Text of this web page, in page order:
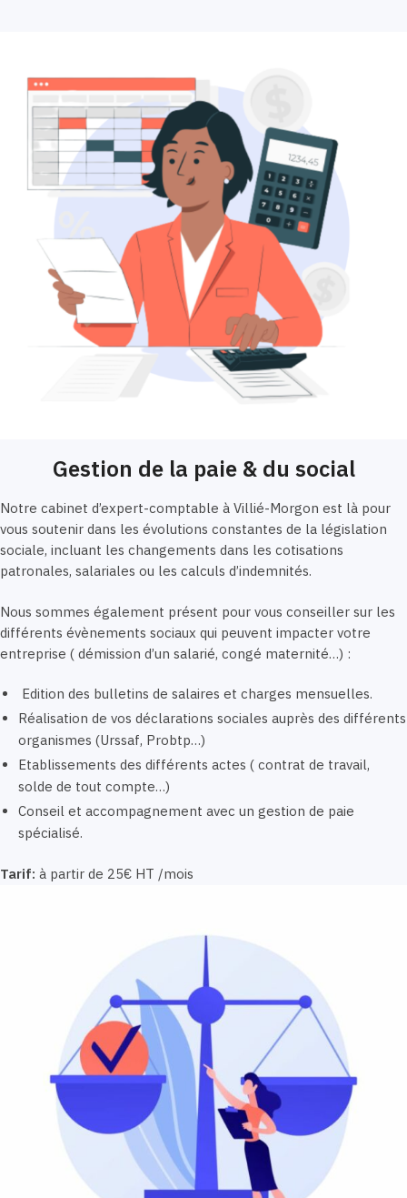
Gestion de la paie & du social
Notre cabinet d’expert-comptable à Villié-Morgon est là pour
vous soutenir dans les évolutions constantes de la législation
sociale, incluant les changements dans les cotisations
patronales, salariales ou les calculs d’indemnités.
Nous sommes également présent pour vous conseiller sur les
différents évènements sociaux qui peuvent impacter votre
entreprise ( démission d’un salarié, congé maternité…) :
Edition des bulletins de salaires et charges mensuelles.
Réalisation de vos déclarations sociales auprès des différents
organismes (Urssaf, Probtp…)
Etablissements des différents actes ( contrat de travail,
solde de tout compte…)
Conseil et accompagnement avec un gestion de paie
spécialisé.
Tarif: à partir de 25€ HT /mois